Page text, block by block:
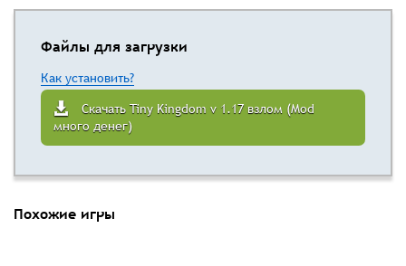
Файлы для загрузки
Как установить?
Скачать Tiny Kingdom v 1.17 взлом (Mod
много денег)
Похожие игры